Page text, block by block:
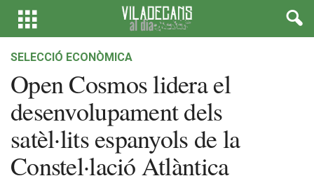
SELECCIÓ ECONÒMICA
Open Cosmos lidera el
desenvolupament dels
satèl·lits espanyols de la
Constel·lació Atlàntica